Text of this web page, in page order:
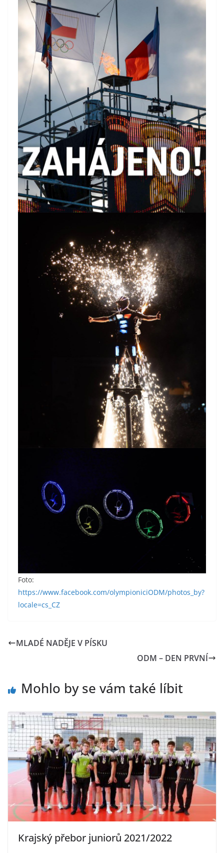
Foto:
https://www.facebook.com/olympioniciODM/photos_by?
locale=cs_CZ
MLADÉ NADĚJE V PÍSKU
ODM – DEN PRVNÍ
Mohlo by se vám také líbit
Krajský přebor juniorů 2021/2022